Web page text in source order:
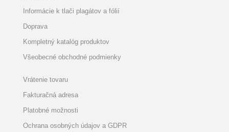
Informácie k tlači plagátov a fólií
Doprava
Kompletný katalóg produktov
Všeobecné obchodné podmienky
Vrátenie tovaru
Fakturačná adresa
Platobné možnosti
Ochrana osobných údajov a GDPR